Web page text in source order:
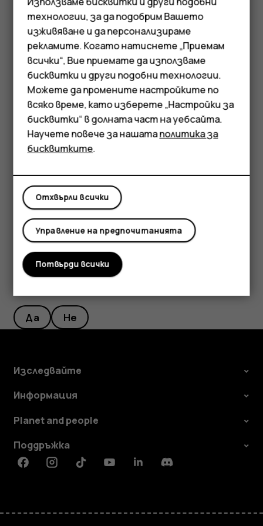
Смартфони
Мобилни телефони
Аксесоари
Таблети
Ако още не ви се става, когато прозвучи алармата,
плъзнете я бързо наляво. За да регулирате
продължителността на отлагане, докоснете
Часовник>more_vert>Настройки>Продължителност на
отлаганетои изберете желаната
продължителност.
Изключване на аларма
Когато прозвучи алармата, плъзнете я бързо
надясно.
Докоснете >access_alarm
алармата и докоснетеdelete
Да Не
Изследвайте
Информация
Planet and people
Поддръжка
FacebookInstagramTiktokYoutubeLinkedinDiscord
технологии, за да подобрим Вашето
изживяване и да персонализираме
рекламите. Когато натиснете „Приемам
всички“, Вие приемате да използваме
бисквитки и други подобни технологии.
Можете да промените настройките по
всяко време, като изберете „Настройки за
бисквитки“ в долната част на уебсайта.
Научете повече за нашатаполитика за
бисквитките.
Отхвърли всички
Управление на предпочитанията
Потвърди всички